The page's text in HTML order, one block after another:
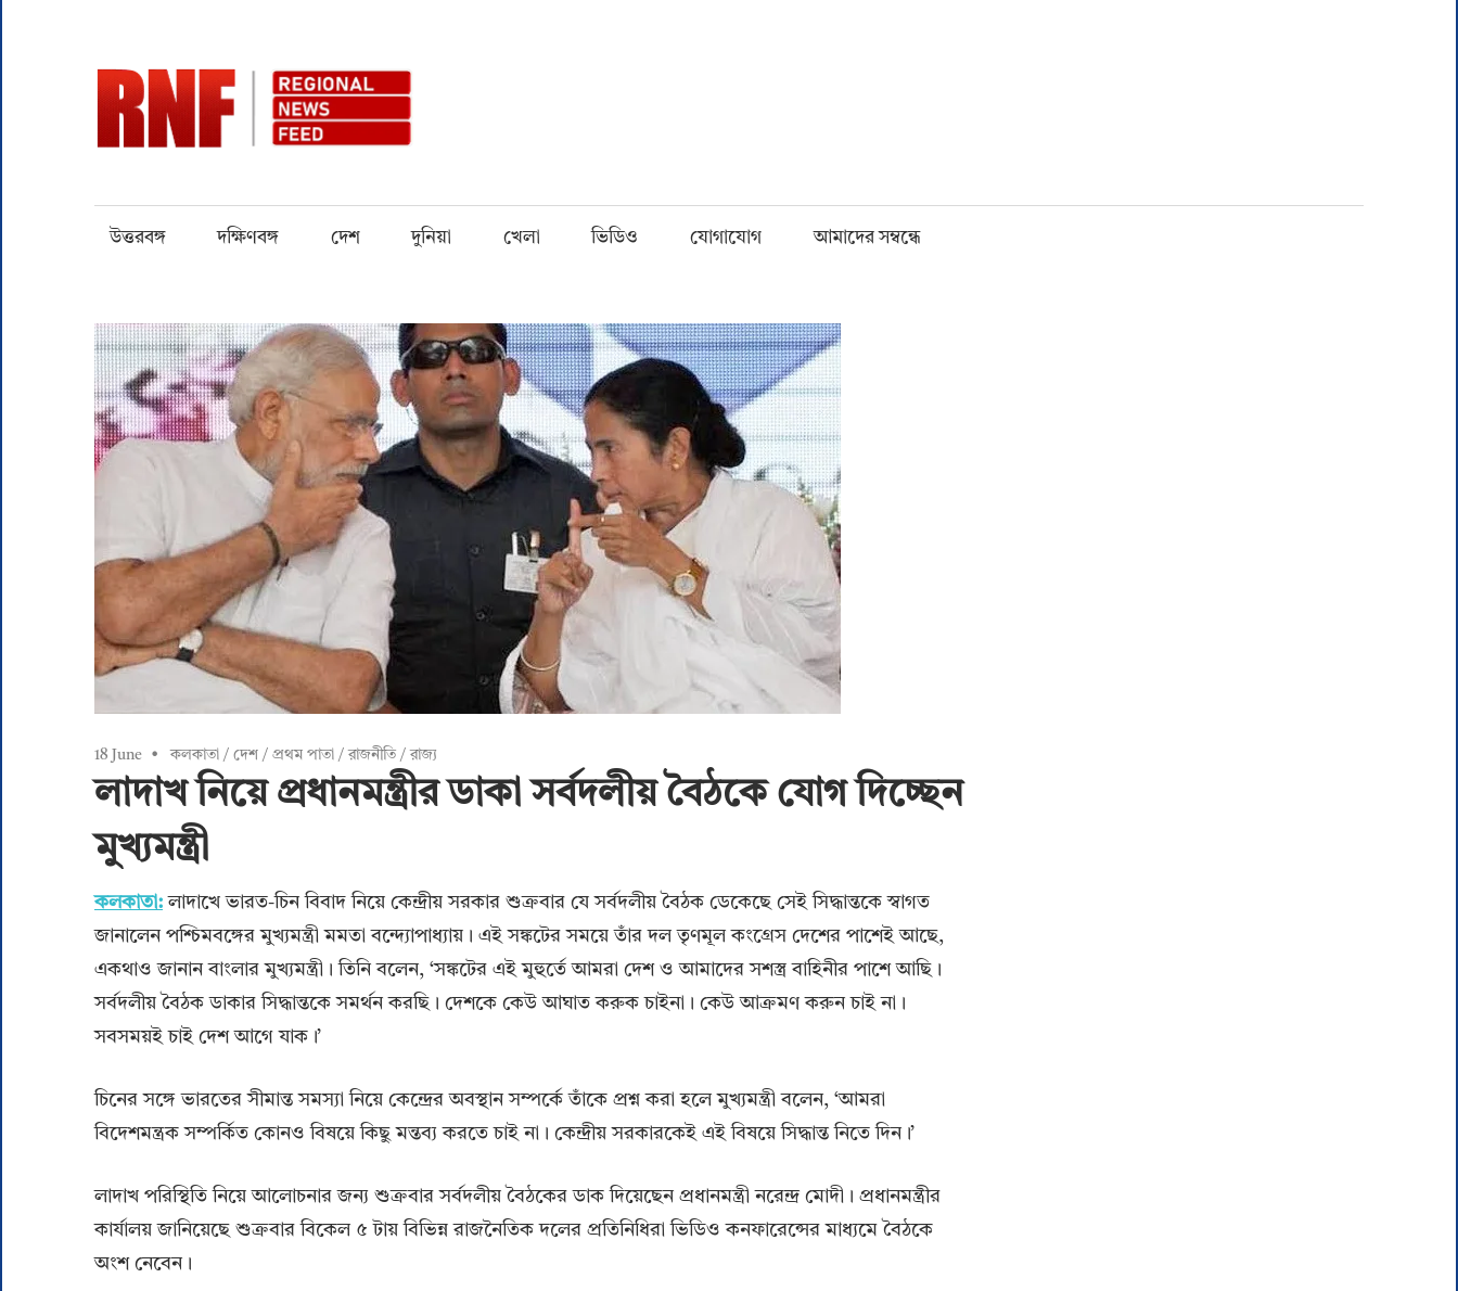
content
Quantity
উত্তরবঙ্গ দক্ষিণবঙ্গ দেশ দুনিয়া খেলা ভিডিও যোগাযোগ আমাদের সম্বন্ধে
18 June কলকাতা / দেশ / প্রথম পাতা /রাজনীতি /রাজ্য
লাদাখ নিয়ে প্রধানমন্ত্রীর ডাকা সর্বদলীয় বৈঠকে যোগ দিচ্ছেন
মুখ্যমন্ত্রী
কলকাতা: লাদাখে ভারত-চিন বিবাদ নিয়ে কেন্দ্রীয় সরকার শুক্রবার যে সর্বদলীয় বৈঠক ডেকেছে সেই সিদ্ধান্তকে স্বাগত
জানালেন পশ্চিমবঙ্গের মুখ্যমন্ত্রী মমতা বন্দ্যোপাধ্যায়। এই সঙ্কটের সময়ে তাঁর দল তৃণমূল কংগ্রেস দেশের পাশেই আছে,
একথাও জানান বাংলার মুখ্যমন্ত্রী। তিনি বলেন, ‘সঙ্কটের এই মুহুর্তে আমরা দেশ ও আমাদের সশস্ত্র বাহিনীর পাশে আছি।
সর্বদলীয় বৈঠক ডাকার সিদ্ধান্তকে সমর্থন করছি। দেশকে কেউ আঘাত করুক চাইনা। কেউ আক্রমণ করুন চাই না।
সবসময়ই চাই দেশ আগে যাক।’
চিনের সঙ্গে ভারতের সীমান্ত সমস্যা নিয়ে কেন্দ্রের অবস্থান সম্পর্কে তাঁকে প্রশ্ন করা হলে মুখ্যমন্ত্রী বলেন, ‘আমরা
বিদেশমন্ত্রক সম্পর্কিত কোনও বিষয়ে কিছু মন্তব্য করতে চাই না। কেন্দ্রীয় সরকারকেই এই বিষয়ে সিদ্ধান্ত নিতে দিন।’
লাদাখ পরিস্থিতি নিয়ে আলোচনার জন্য শুক্রবার সর্বদলীয় বৈঠকের ডাক দিয়েছেন প্রধানমন্ত্রী নরেন্দ্র মোদী। প্রধানমন্ত্রীর
কার্যালয় জানিয়েছে শুক্রবার বিকেল ৫ টায় বিভিন্ন রাজনৈতিক দলের প্রতিনিধিরা ভিডিও কনফারেন্সের মাধ্যমে বৈঠকে
অংশ নেবেন।